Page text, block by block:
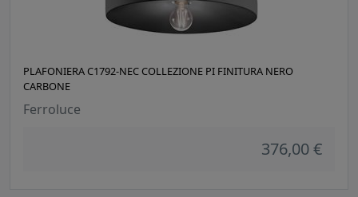
PLAFONIERA C1792-NEC COLLEZIONE PI FINITURA NERO
CARBONE
Ferroluce
376,00 €